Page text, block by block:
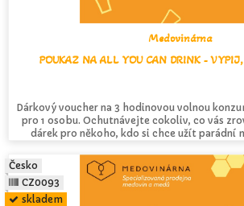
Medovinárna
POUKAZ NA ALL YOU CAN DRINK -
Dárkový voucher na 3 hodinovou volnou
pro 1 osobu. Ochutnávejte cokoliv, co vás
dárek pro někoho, kdo si chce užít parádní
Česko
CZ0093
skladem